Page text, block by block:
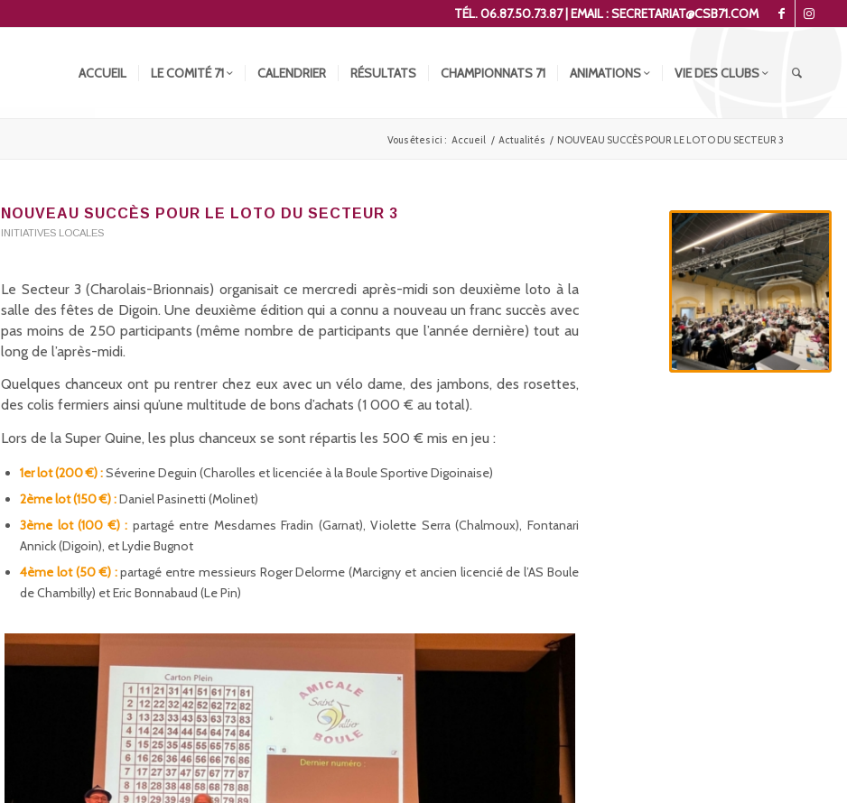
TÉL. 06.87.50.73.87 | EMAIL : SECRETARIAT@CSB71.COM
ACCUEIL LE COMITÉ 71 CALENDRIER RÉSULTATS CHAMPIONNATS 71 ANIMATIONS VIE DES CLUBS
Vous êtes ici : Accueil / Actualités / NOUVEAU SUCCÈS POUR LE LOTO DU SECTEUR 3
NOUVEAU SUCCÈS POUR LE LOTO DU SECTEUR 3
INITIATIVES LOCALES
Le Secteur 3 (Charolais-Brionnais) organisait ce mercredi après-midi son deuxième loto à la
salle des fêtes de Digoin. Une deuxième édition qui a connu a nouveau un franc succès avec
pas moins de 250 participants (même nombre de participants que l’année dernière) tout au
long de l’après-midi.
Quelques chanceux ont pu rentrer chez eux avec un vélo dame, des jambons, des rosettes,
des colis fermiers ainsi qu’une multitude de bons d’achats (1 000 € au total).
Lors de la Super Quine, les plus chanceux se sont répartis les 500 € mis en jeu :
1er lot (200 €) :Séverine Deguin (Charolles et licenciée à la Boule Sportive Digoinaise)
2ème lot (150 €) :Daniel Pasinetti (Molinet)
3ème lot (100 €) : partagé entre Mesdames Fradin (Garnat), Violette Serra (Chalmoux), Fontanari
Annick (Digoin), et Lydie Bugnot
4ème lot (50 €) :partagé entre messieurs Roger Delorme (Marcigny et ancien licencié de l’AS Boule
de Chambilly) et Eric Bonnabaud (Le Pin)